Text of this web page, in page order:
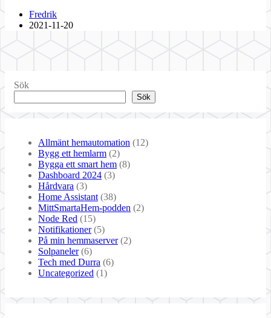
Fredrik
2021-11-20
Sök
Sök
Allmänt hemautomation (12)
Bygg ett hemlarm (2)
Bygga ett smart hem (8)
Dashboard 2024 (3)
Hårdvara (3)
Home Assistant (38)
MittSmartaHem-podden (2)
Node Red (15)
Notifikationer(5)
På min hemmaserver(2)
Solpaneler(6)
Tech med Durra (6)
Uncategorized (1)